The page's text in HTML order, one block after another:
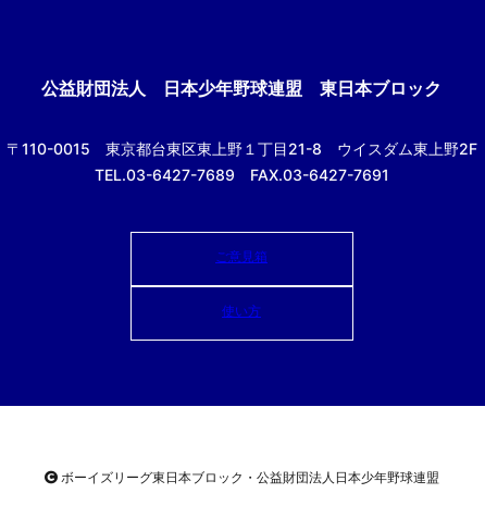
公益財団法人 日本少年野球連盟 東日本ブロック
〒110-0015 東京都台東区東上野１丁目21-8 ウイスダム東上野2F
TEL.03-6427-7689 FAX.03-6427-7691
ご意見箱
使い方
ボーイズリーグ東日本ブロック・公益財団法人 日本少年野球連盟